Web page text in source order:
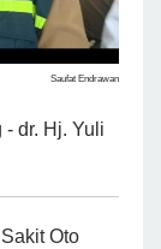
Saufat Endrawan
dr. Hj. Yuli
Oto